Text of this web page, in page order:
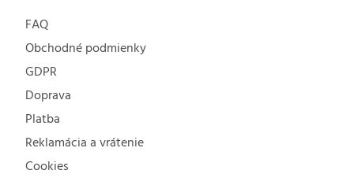
FAQ
Obchodné podmienky
GDPR
Doprava
Platba
Reklamácia a vrátenie
Cookies